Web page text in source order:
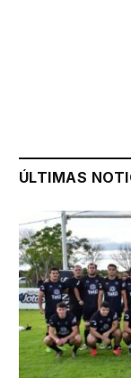
ÚLTIMAS